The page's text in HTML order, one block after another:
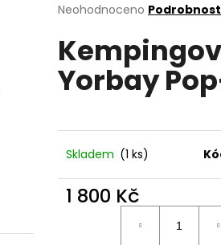
Průměrné
produktu
je
0,0
z
Neohodnoceno
Yorbay
Skladem (1 ks)
1 800 Kč